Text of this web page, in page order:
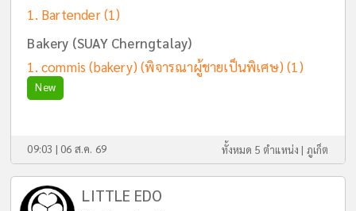
Bartender(1)
Bakery (SUAY Cherngtalay)
commis (bakery) (พิจารณาผู้ชายเป็นพิเศษ) (1)
New
09:03 | 06 ส.ค. 69 ทั้งหมด 5 ตำแหน่ง | ภูเก็ต
LITTLE EDO